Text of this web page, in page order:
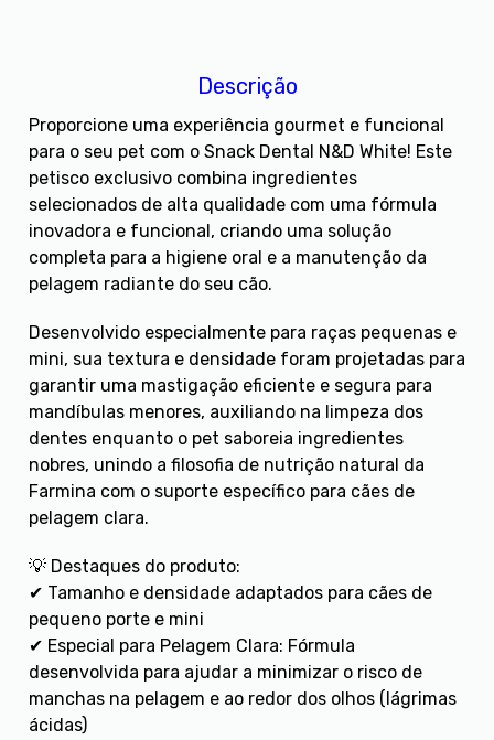
Descrição
Proporcione uma experiência gourmet e funcional
para o seu pet com o Snack Dental N&D White! Este
petisco exclusivo combina ingredientes
selecionados de alta qualidade com uma fórmula
inovadora e funcional, criando uma solução
completa para a higiene oral e a manutenção da
pelagem radiante do seu cão.
Desenvolvido especialmente para raças pequenas e
mini, sua textura e densidade foram projetadas para
garantir uma mastigação eficiente e segura para
mandíbulas menores, auxiliando na limpeza dos
dentes enquanto o pet saboreia ingredientes
nobres, unindo a filosofia de nutrição natural da
Farmina com o suporte específico para cães de
pelagem clara.
💡 Destaques do produto:
✔ Tamanho e densidade adaptados para cães de
pequeno porte e mini
✔ Especial para Pelagem Clara: Fórmula
desenvolvida para ajudar a minimizar o risco de
manchas na pelagem e ao redor dos olhos (lágrimas
ácidas)